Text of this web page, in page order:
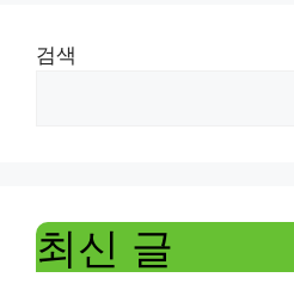
검색
최신 글